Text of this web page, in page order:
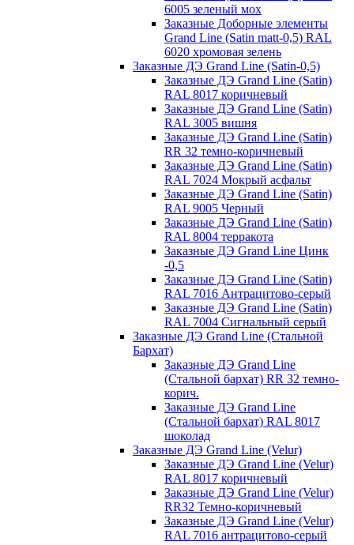
6005 зеленый мох
Заказные Доборные элементы
Grand Line (Satin matt-0,5) RAL
6020 хромовая зелень
Заказные ДЭ Grand Line (Satin-0,5)
Заказные ДЭ Grand Line (Satin)
RAL 8017 коричневый
Заказные ДЭ Grand Line (Satin)
RAL 3005 вишня
Заказные ДЭ Grand Line (Satin)
RR 32 темно-коричневый
Заказные ДЭ Grand Line (Satin)
RAL 7024 Мокрый асфальт
Заказные ДЭ Grand Line (Satin)
RAL 9005 Черный
Заказные ДЭ Grand Line (Satin)
RAL 8004 терракота
Заказные ДЭ Grand Line Цинк
-0,5
Заказные ДЭ Grand Line (Satin)
RAL 7016 Антрацитово-серый
Заказные ДЭ Grand Line (Satin)
RAL 7004 Сигнальный серый
Заказные ДЭ Grand Line (Стальной
Бархат)
Заказные ДЭ Grand Line
(Стальной бархат) RR 32 темно-
корич.
Заказные ДЭ Grand Line
(Стальной бархат) RAL 8017
шоколад
Заказные ДЭ Grand Line (Velur)
Заказные ДЭ Grand Line (Velur)
RAL 8017 коричневый
Заказные ДЭ Grand Line (Velur)
RR32 Темно-коричневый
Заказные ДЭ Grand Line (Velur)
RAL 7016 антрацитово-серый